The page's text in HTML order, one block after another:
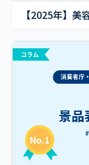
【2025年】